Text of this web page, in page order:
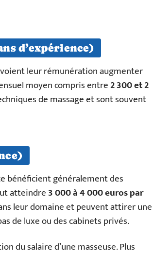
d’expérience)
voient leur rémunération augmenter
moyen compris entre2 300 et 2
de massage et sont souvent
bénéficient généralement des
atteindre3 000 à 4 000 euros par
leur domaine et peuvent attirer une
de luxe ou des cabinets privés.
du salaire d’une masseuse. Plus